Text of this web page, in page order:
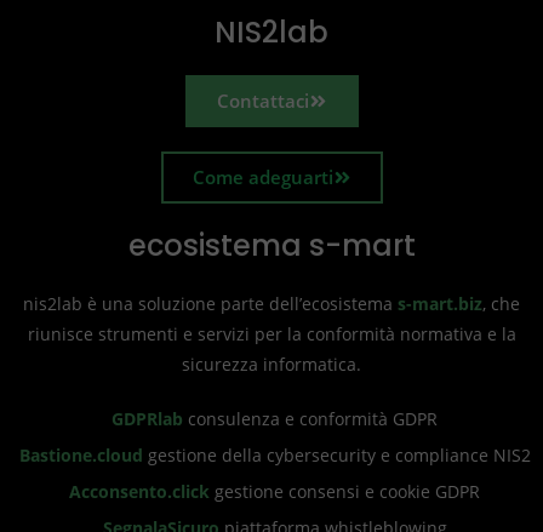
NIS2lab
Contattaci
Come adeguarti
ecosistema s-mart
nis2lab è una soluzione parte dell’ecosistema s-mart.biz, che
riunisce strumenti e servizi per la conformità normativa e la
sicurezza informatica.
GDPRlab consulenza e conformità GDPR
Bastione.cloud gestione della cybersecurity e compliance NIS2
Acconsento.click gestione consensi e cookie GDPR